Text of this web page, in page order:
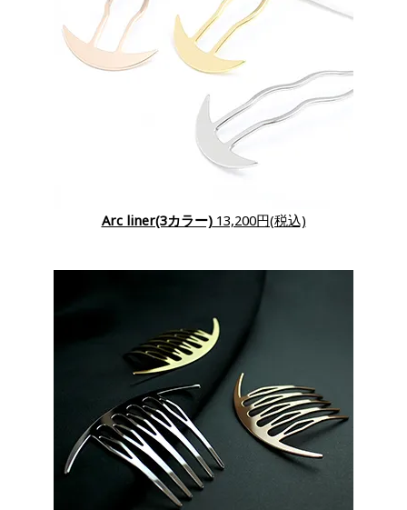
Arc liner(3カラー)13,200円(税込)